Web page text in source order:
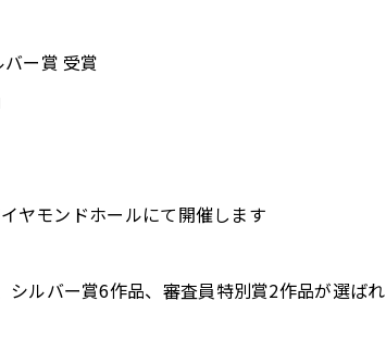
ー賞 受賞
ヤモンドホールにて開催します
ルバー賞6作品、審査員特別賞2作品が選ば